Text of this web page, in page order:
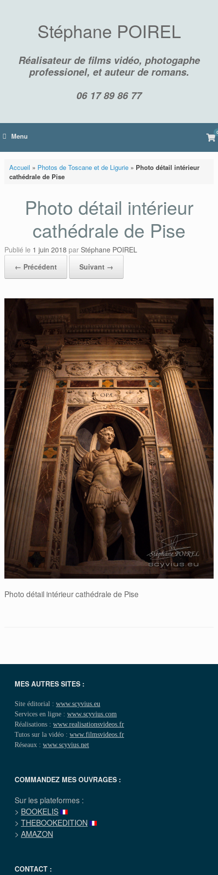
Stéphane POIREL
Réalisateur de films vidéo, photogaphe
professionel, et auteur de romans.
06 17 89 86 77
Menu 0
Accueil » Photos de Toscane et de Ligurie» Photo détail intérieur
cathédrale de Pise
Photo détail intérieur
cathédrale de Pise
Publié le 1 juin 2018 par Stéphane POIREL
← Précédent
Suivant →
Photo détail intérieur cathédrale de Pise
MES AUTRES SITES :
Site éditorial : www.scyvius.eu
Services en ligne : www.scyvius.com
Réalisations : www.realisationsvideos.fr
Tutos sur la vidéo : www.filmsvideos.fr
Réseaux : www.scyvius.net
COMMANDEZ MES OUVRAGES :
Sur les plateformes :
> BOOKELIS
> THEBOOKEDITION
> AMAZON
CONTACT :